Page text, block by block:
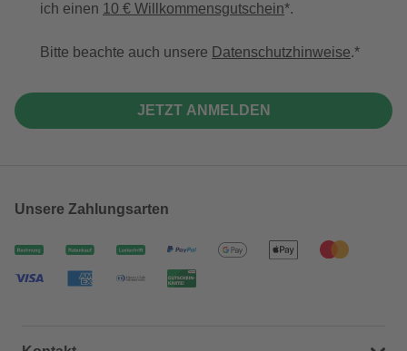
ich einen 10 € Willkommensgutschein*.
Bitte beachte auch unsere Datenschutzhinweise.
JETZT ANMELDEN
Unsere Zahlungsarten